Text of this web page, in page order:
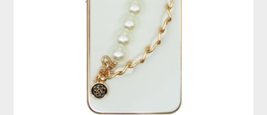
Ολοκλήρωση παραγγελίας